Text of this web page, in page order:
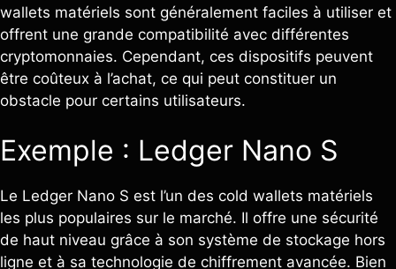
wallets matériels sont généralement faciles à utiliser et
offrent une grande compatibilité avec différentes
cryptomonnaies. Cependant, ces dispositifs peuvent
être coûteux à l’achat, ce qui peut constituer un
obstacle pour certains utilisateurs.
Exemple : Ledger Nano S
Le Ledger Nano S est l’un des cold wallets matériels
les plus populaires sur le marché. Il offre une sécurité
de haut niveau grâce à son système de stockage hors
ligne et à sa technologie de chiffrement avancée. Bien